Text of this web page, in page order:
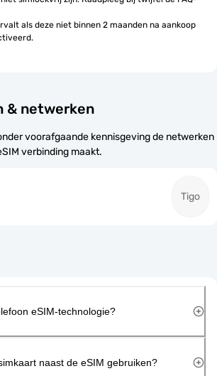
als deze niet binnen 2 maanden na aankoop
& netwerken
voorafgaande kennisgeving de netwerken
verbinding maakt.
Tigo
eSIM-technologie?
naast de eSIM gebruiken?